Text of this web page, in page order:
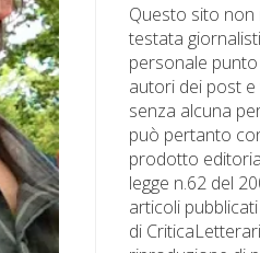
Questo sito
testata
personale
autori dei post
senza alcuna
può pertanto
prodotto
legge n.62 del
articoli
di